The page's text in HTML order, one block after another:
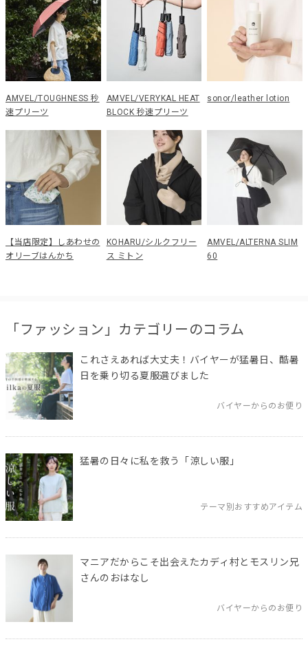
AMVEL/TOUGHNESS 秒
速プリーツ
AMVEL/VERYKAL HEAT
BLOCK 秒速プリーツ
sonor/leather lotion
【当店限定】しあわせの
オリーブはんかち
KOHARU/シルクフリー
ス ミトン
AMVEL/ALTERNA SLIM
60
「ファッション」カテゴリーのコラム
これさえあれば大丈夫！バイヤーが猛暑日、酷暑
日を乗り切る夏服選びました
バイヤーからのお便り
猛暑の日々に私を救う「涼しい服」
テーマ別おすすめアイテム
マニアだからこそ出会えたカディ村とモスリン兄
さんのおはなし
バイヤーからのお便り